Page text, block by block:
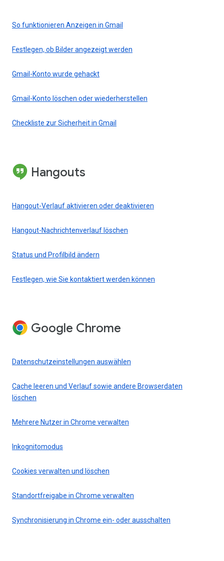
So funktionieren Anzeigen in Gmail
Festlegen, ob Bilder angezeigt werden
Gmail-Konto wurde gehackt
Gmail-Konto löschen oder wiederherstellen
Checkliste zur Sicherheit in Gmail
Hangouts
Hangout-Verlauf aktivieren oder deaktivieren
Hangout-Nachrichtenverlauf löschen
Status und Profilbild ändern
Festlegen, wie Sie kontaktiert werden können
Google Chrome
Datenschutzeinstellungen auswählen
Cache leeren und Verlauf sowie andere Browserdaten
löschen
Mehrere Nutzer in Chrome verwalten
Inkognitomodus
Cookies verwalten und löschen
Standortfreigabe in Chrome verwalten
Synchronisierung in Chrome ein- oder ausschalten